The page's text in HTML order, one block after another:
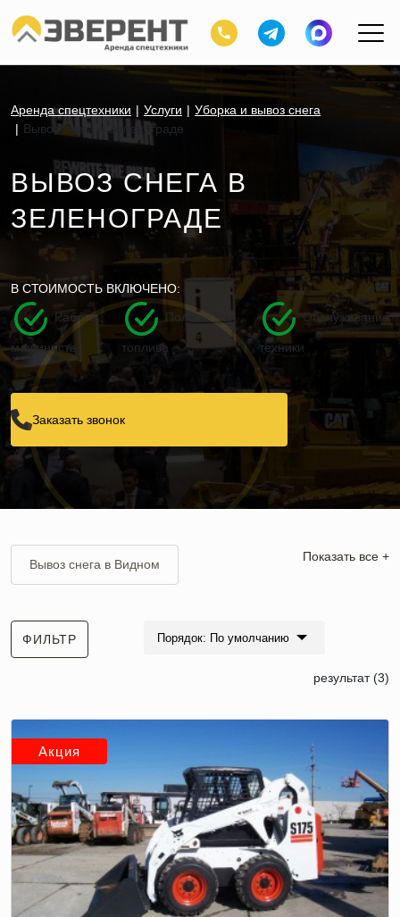
Аренда спецтехники Услуги
Уборка и вывоз снега
Вывоз снега в Зеленограде
ВЫВОЗ СНЕГА В
ЗЕЛЕНОГРАДЕ
В СТОИМОСТЬ ВКЛЮЧЕНО:
Работа
машиниста
Полный бак
топлива
Обслуживание
техники
Заказать звонок
Вывоз снега в Видном
Аренда трактора МТЗ 82 для уборки снега
Вывоз снега в Лобне
Показать все +
ФИЛЬТР Порядок: По умолчанию
результат (3)
Акция